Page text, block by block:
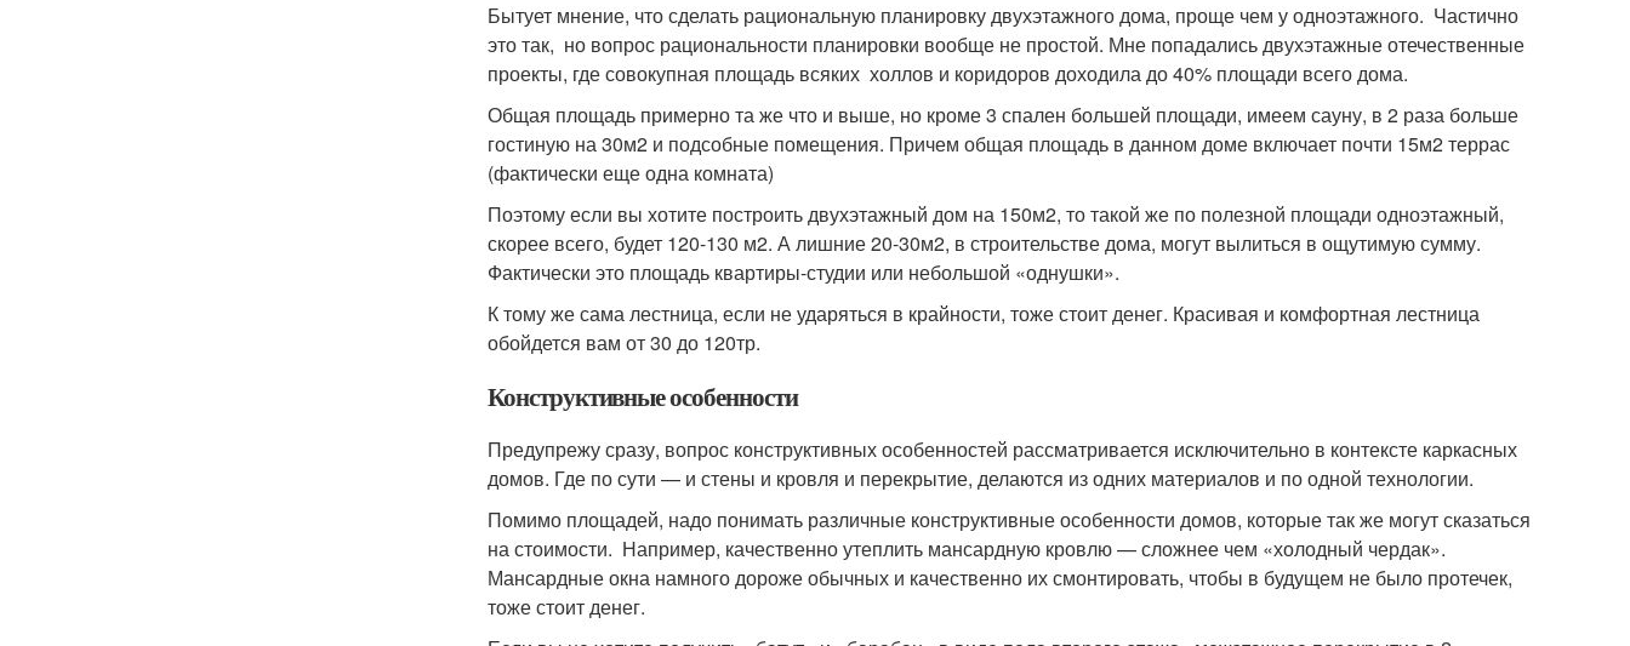
Бытует мнение, что сделать рациональную планировку двухэтажного дома, проще чем у одноэтажного. Частично
это так, но вопрос рациональности планировки вообще не простой. Мне попадались двухэтажные отечественные
проекты, где совокупная площадь всяких холлов и коридоров доходила до 40% площади всего дома.
Общая площадь примерно та же что и выше, но кроме 3 спален большей площади, имеем сауну, в 2 раза больше
гостиную на 30м2 и подсобные помещения. Причем общая площадь в данном доме включает почти 15м2 террас
(фактически еще одна комната)
Поэтому если вы хотите построить двухэтажный дом на 150м2, то такой же по полезной площади одноэтажный,
скорее всего, будет 120-130 м2. А лишние 20-30м2, в строительстве дома, могут вылиться в ощутимую сумму.
Фактически это площадь квартиры-студии или небольшой «однушки».
К тому же сама лестница, если не ударяться в крайности, тоже стоит денег. Красивая и комфортная лестница
обойдется вам от 30 до 120тр.
Конструктивные особенности
Предупрежу сразу, вопрос конструктивных особенностей рассматривается исключительно в контексте каркасных
домов. Где по сути — и стены и кровля и перекрытие, делаются из одних материалов и по одной технологии.
Помимо площадей, надо понимать различные конструктивные особенности домов, которые так же могут сказаться
на стоимости. Например, качественно утеплить мансардную кровлю — сложнее чем «холодный чердак».
Мансардные окна намного дороже обычных и качественно их смонтировать, чтобы в будущем не было протечек,
тоже стоит денег.